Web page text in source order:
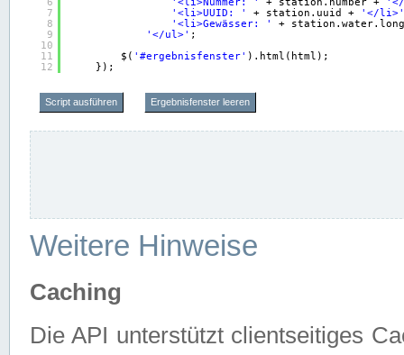
7
8
9
10
11
12
'<li>UUID: '
+ station.uuid +
'</li>'
'<li>Gewässer: '
+
'</ul>' ;
$( '#ergebnisfenster' ).html(html);
});
Script ausführen Ergebnisfenster leeren
Weitere Hinweise
Caching
Die API unterstützt clientseitiges